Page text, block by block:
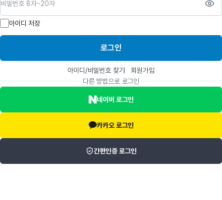
아이디 저장
로그인
아이디/비밀번호 찾기
회원가입
다른 방법으로 로그인
네이버 로그인
카카오 로그인
간편인증 로그인